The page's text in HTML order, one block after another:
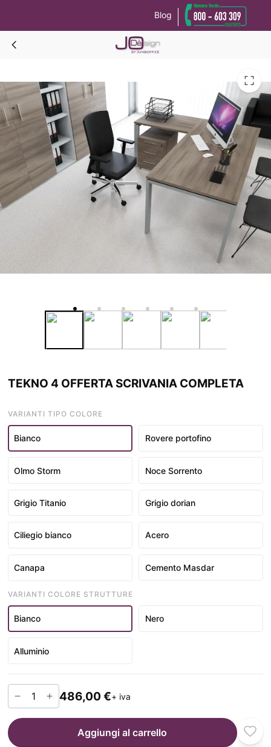
Blog
TEKNO 4 OFFERTA SCRIVANIA COMPLETA
TEKNO 4 OFFERTA SCRIVANIA COMPLETA
VARIANTI TIPO COLORE
Bianco Rovere portofino
Olmo Storm Noce Sorrento
Grigio Titanio Grigio dorian
Ciliegio bianco Acero
Canapa Cemento Masdar
VARIANTI COLORE STRUTTURE
Bianco Nero
Alluminio
486,00 €+ iva
Aggiungi al carrello
Informativa sulla raccolta
Le tue preferenze relative alla privacy